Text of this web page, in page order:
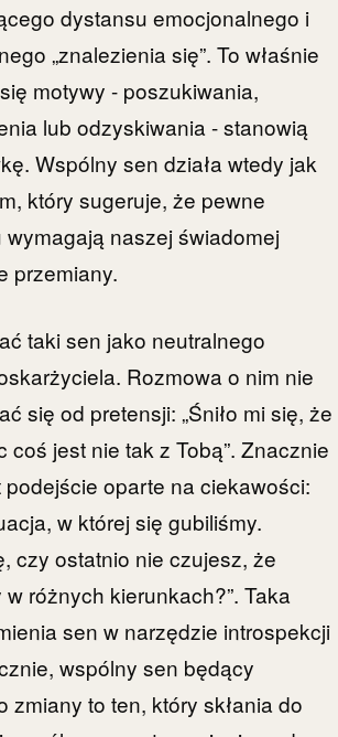
dystansu emocjonalnego i
„znalezienia się”. To właśnie
motywy - poszukiwania,
lub odzyskiwania - stanowią
Wspólny sen działa wtedy jak
który sugeruje, że pewne
naszej świadomej
przemiany.
taki sen jako neutralnego
Rozmowa o nim nie
się od pretensji: „Śniło mi się, że
coś jest nie tak z Tobą”. Znacznie
oparte na ciekawości:
w której się gubiliśmy.
czy ostatnio nie czujesz, że
różnych kierunkach?”. Taka
sen w narzędzie introspekcji
wspólny sen będący
zmiany to ten, który skłania do